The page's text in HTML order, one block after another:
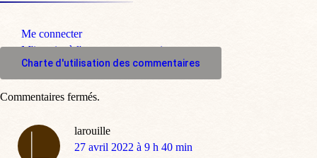
Me connecter
M'inscrire à l'espace commentaire
Charte d'utilisation des commentaires
larouille
dit
27 avril 2022 à 9 h 40 min
Commentaires fermés.